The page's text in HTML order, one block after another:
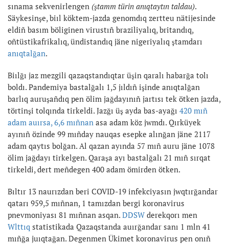
sınama sekvenirlengen (ştamm türin anıqtaytın taldau).
Säykesinşe, biıl köktem-jazda genomdıq zertteu nätijesinde
eldiñ basım böliginen virustıñ braziliyalıq, britandıq,
oñtüstikafrikalıq, ündistandıq jäne nigeriyalıq ştamdarı
anıqtalğan.
Biılğı jaz mezgili qazaqstandıqtar üşin qaralı habarğa tolı
boldı. Pandemiya bastalğalı 1,5 jıldıñ işinde anıqtalğan
barlıq auruşañdıq pen ölim jağdayınıñ jartısı tek ötken jazda,
törtinşi tolqında tirkeldi. Jazğı üş ayda bas-ayağı 420 mıñ
adam auırsa, 6,6 mıñnan asa adam köz jwmdı. Qırküyek
ayınıñ özinde 99 mıñday nauqas esepke alınğan jäne 2117
adam qaytıs bolğan. Al qazan ayında 57 mıñ auru jäne 1078
ölim jağdayı tirkelgen. Qaraşa ayı bastalğalı 21 mıñ sırqat
tirkeldi, dert meñdegen 400 adam ömirden ötken.
Bıltır 13 naurızdan beri COVID-19 infekciyasın jwqtırğandar
qatarı 959,5 mıñnan, 1 tamızdan bergi koronavirus
pnevmoniyası 81 mıñnan asqan. DDSW derekqorı men
Wlttıq statistikada Qazaqstanda auırğandar sanı 1 mln 41
mıñğa juıqtağan. Degenmen Ükimet koronavirus pen onıñ